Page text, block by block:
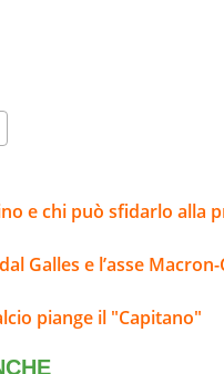
e chi può sfidarlo alla
Galles e l’asse
piange il "Capitano"